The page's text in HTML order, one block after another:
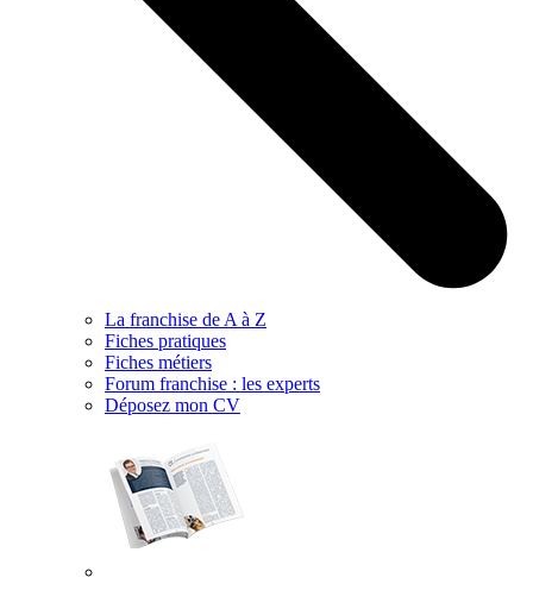
La franchise de A à Z
Fiches pratiques
Fiches métiers
Forum franchise : les experts
Déposez mon CV